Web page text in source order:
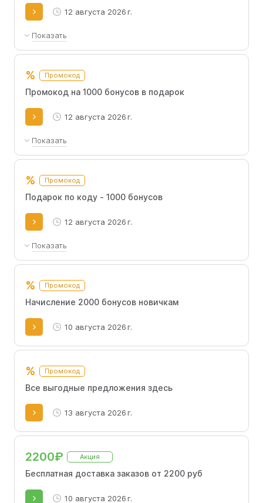
12 августа 2026 г.
Показать
Промокод доступен как новым, так и
текущим покупателям.
% Промокод
Промокод на 1000 бонусов в подарок
12 августа 2026 г.
Показать
Промокод доступен для использования один
раз каждым покупателем.
% Промокод
Подарок по коду - 1000 бонусов
12 августа 2026 г.
Показать
Промокод может быть использован только
один раз.
% Промокод
Начисление 2000 бонусов новичкам
10 августа 2026 г.
% Промокод
Все выгодные предложения здесь
13 августа 2026 г.
2200₽ Акция
Бесплатная доставка заказов от 2200 руб
10 августа 2026 г.